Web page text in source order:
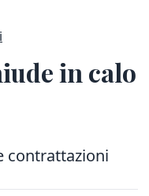
in calo
contrattazioni